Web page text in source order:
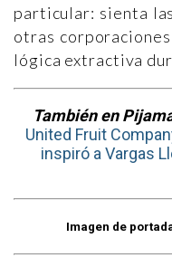
particular: sienta
otras
lógica extractiva
También en
United Fruit
inspiró a Vargas
Imagen de